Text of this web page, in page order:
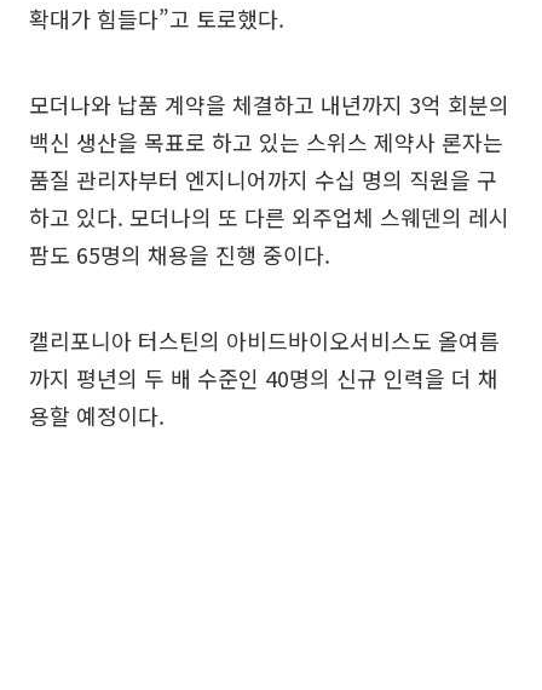
확대가 힘들다”고 토로했다.
모더나와 납품 계약을 체결하고 내년까지 3억 회분의
백신 생산을 목표로 하고 있는 스위스 제약사 론자는
품질 관리자부터 엔지니어까지 수십 명의 직원을 구
하고 있다. 모더나의 또 다른 외주업체 스웨덴의 레시
팜도 65명의 채용을 진행 중이다.
캘리포니아 터스틴의 아비드바이오서비스도 올여름
까지 평년의 두 배 수준인 40명의 신규 인력을 더 채
용할 예정이다.